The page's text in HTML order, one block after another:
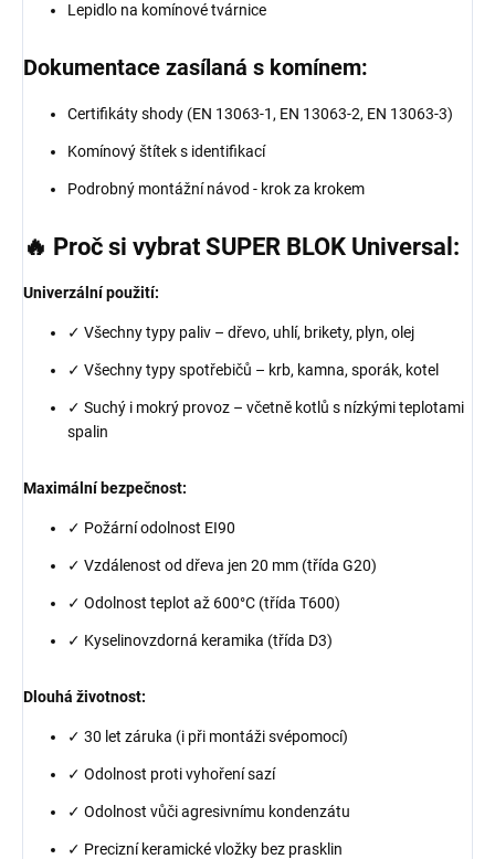
Lepidlo na komínové tvárnice
Dokumentace zasílaná s komínem:
Certifikáty shody (EN 13063-1, EN 13063-2, EN 13063-3)
Komínový štítek s identifikací
Podrobný montážní návod - krok za krokem
🔥 Proč si vybrat SUPER BLOK Universal:
Univerzální použití:
✓ Všechny typy paliv – dřevo, uhlí, brikety, plyn, olej
✓ Všechny typy spotřebičů – krb, kamna, sporák, kotel
✓ Suchý i mokrý provoz – včetně kotlů s nízkými teplotami
spalin
Maximální bezpečnost:
✓ Požární odolnost EI90
✓ Vzdálenost od dřeva jen 20 mm (třída G20)
✓ Odolnost teplot až 600°C (třída T600)
✓ Kyselinovzdorná keramika (třída D3)
Dlouhá životnost:
✓ 30 let záruka (i při montáži svépomocí)
✓ Odolnost proti vyhoření sazí
✓ Odolnost vůči agresivnímu kondenzátu
✓ Precizní keramické vložky bez prasklin